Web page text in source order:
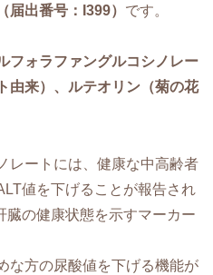
届出番号：I399） です。
フォラファングルコシノレー
由来）、ルテオリン（菊の花
レートには、健康な中高齢者
値を下げることが報告され
臓の健康状態を示すマーカー
な方の尿酸値を下げる機能が